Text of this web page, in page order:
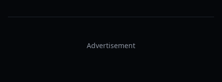
Advertisement